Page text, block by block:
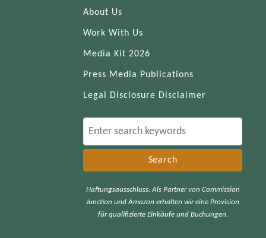
About Us
Work With Us
Media Kit 2026
Press Media Publications
Legal Disclosure Disclaimer
e
cHaftungsausschluss: Als Partner von Commission
Junction und Amazon erhalten wir eine Provision
für qualifizierte Einkäufe und Buchungen.